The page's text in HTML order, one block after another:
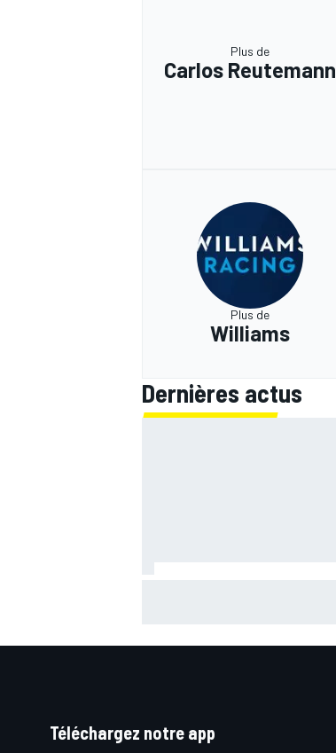
AUTRES CHAMPIONNATS
Plus de
Carlos Reutemann
Plus de
Williams
Dernières actus
Téléchargez notre app